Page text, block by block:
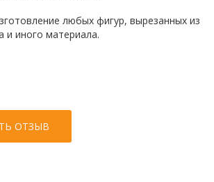
любых фигур, вырезанных из
и иного материала.
ОТЗЫВ